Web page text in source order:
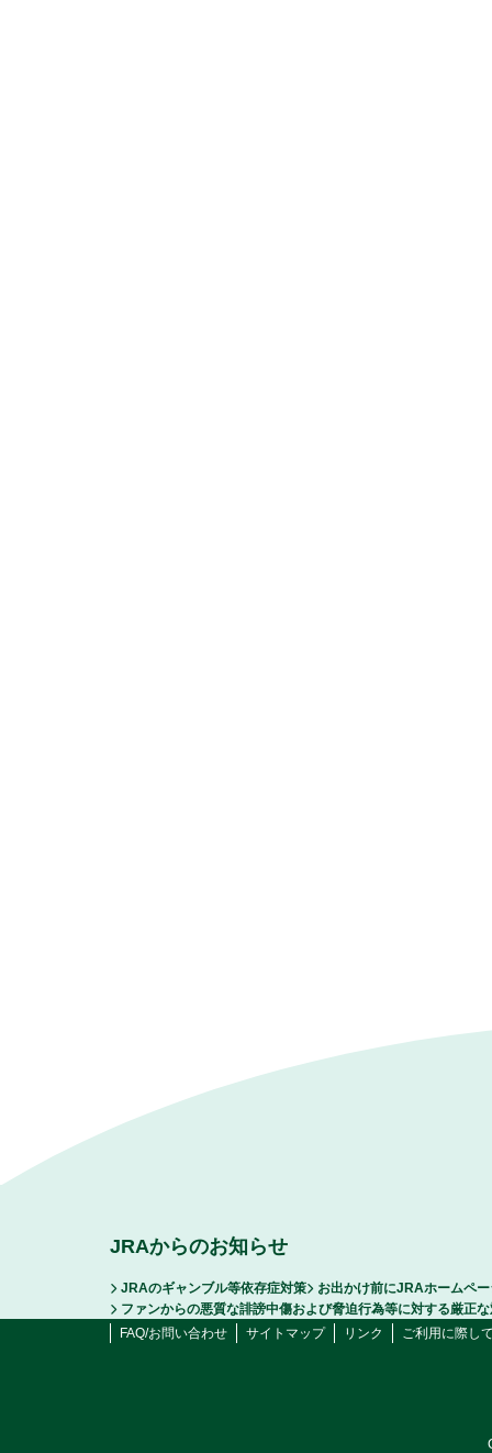
JRAからのお知らせ
JRAのギャンブル等依存症対策
お出かけ前にJRAホームペ
ファンからの悪質な誹謗中傷および脅迫行為等に対する厳正
FAQ/お問い合わせ
サイトマップ リンク ご利用に際し